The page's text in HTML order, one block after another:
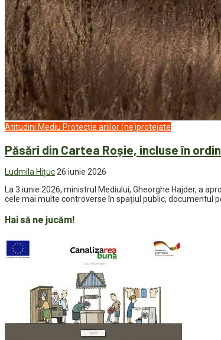
Atitudini Mediu Protecție ariilor (ne)protejate
Păsări din Cartea Roșie, incluse în
Ludmila Hițuc26 iunie 2026
La 3 iunie 2026, ministrul Mediului, Gheorghe Hajder, a
cele mai multe controverse în spațiul public, documentul
Hai să ne jucăm!